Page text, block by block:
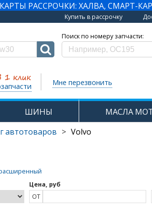
РАССРОЧКИ: ХАЛВА, СМАРТ-
Купить в рассрочку
Поиск по номеру запчасти:
Мне перезвонить
ШИНЫ МАСЛА
автотоваров > Volvo
Цена, руб
ОТ